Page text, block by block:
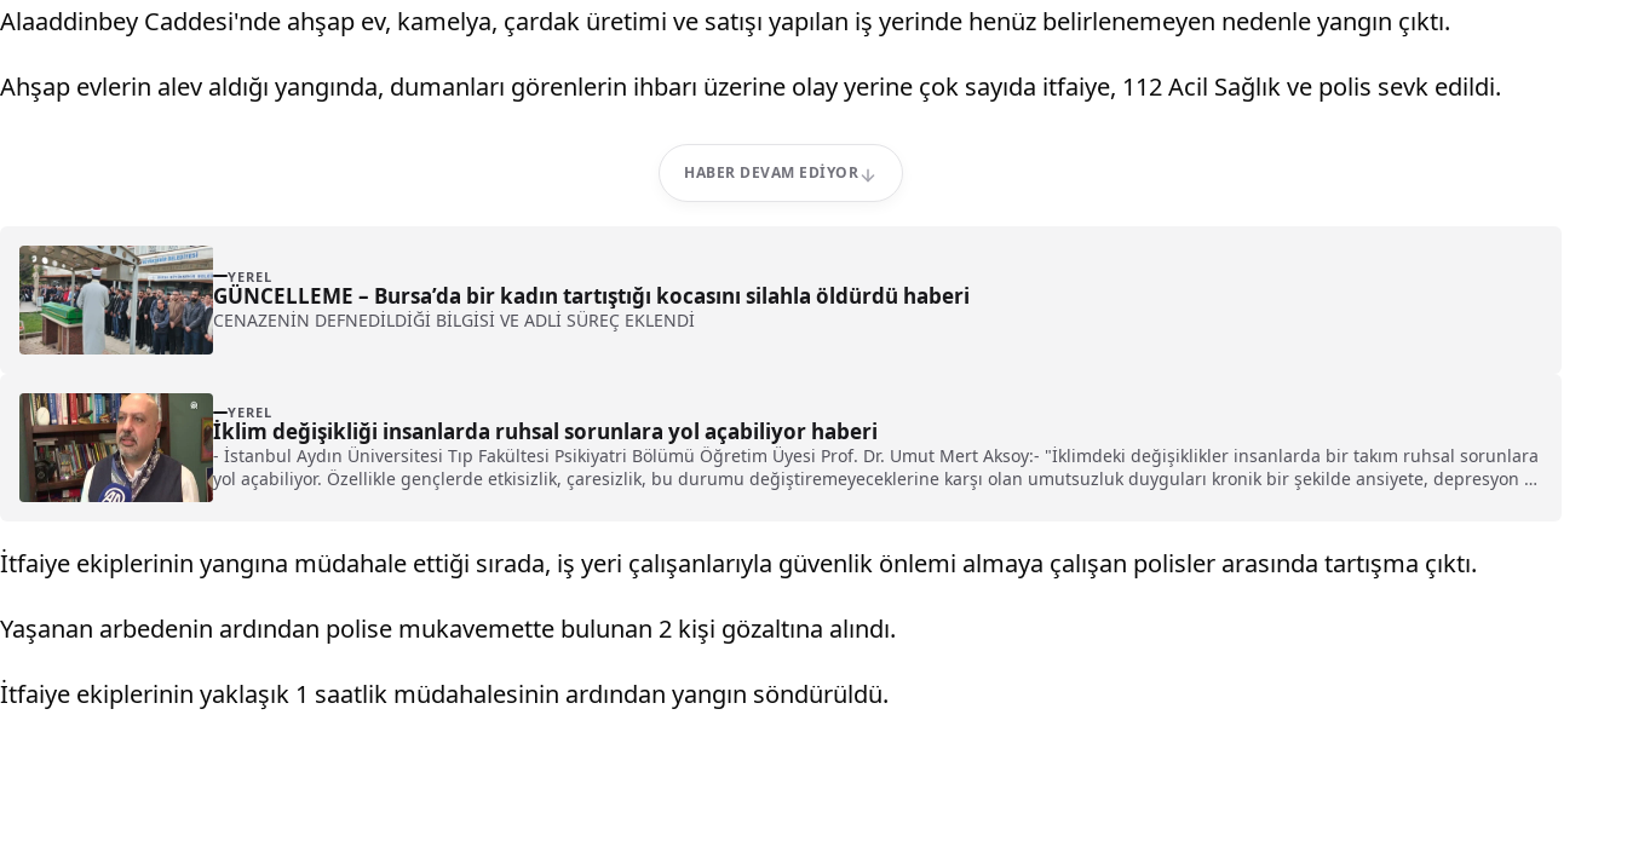
Alaaddinbey Caddesi'nde ahşap ev, kamelya, çardak üretimi ve satışı yapılan iş yerinde henüz belirlenemeyen nedenle yangın çıktı.
Ahşap evlerin alev aldığı yangında, dumanları görenlerin ihbarı üzerine olay yerine çok sayıda itfaiye, 112 Acil Sağlık ve polis sevk edildi.
HABER DEVAM EDIYOR
YEREL
GÜNCELLEME – Bursa’da bir kadın tartıştığı kocasını silahla öldürdü haberi
CENAZENİN DEFNEDİLDİĞİ BİLGİSİ VE ADLİ SÜREÇ EKLENDİ
YEREL
İklim değişikliği insanlarda ruhsal sorunlara yol açabiliyor haberi
- İstanbul Aydın Üniversitesi Tıp Fakültesi Psikiyatri Bölümü Öğretim Üyesi Prof. Dr. Umut Mert Aksoy:- "İklimdeki değişiklikler insanlarda bir takım ruhsal sorunlara
yol açabiliyor. Özellikle gençlerde etkisizlik, çaresizlik, bu durumu değiştiremeyeceklerine karşı olan umutsuzluk duyguları kronik bir şekilde ansiyete, depresyon ve
İtfaiye ekiplerinin yangına müdahale ettiği sırada, iş yeri çalışanlarıyla güvenlik önlemi almaya çalışan polisler arasında tartışma çıktı.
Yaşanan arbedenin ardından polise mukavemette bulunan 2 kişi gözaltına alındı.
İtfaiye ekiplerinin yaklaşık 1 saatlik müdahalesinin ardından yangın söndürüldü.